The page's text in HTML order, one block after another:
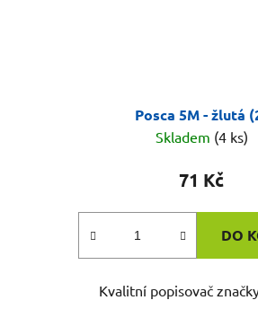
Posca 5M - žlutá
Skladem (4 ks)
71 Kč
DO
Kvalitní popisovač